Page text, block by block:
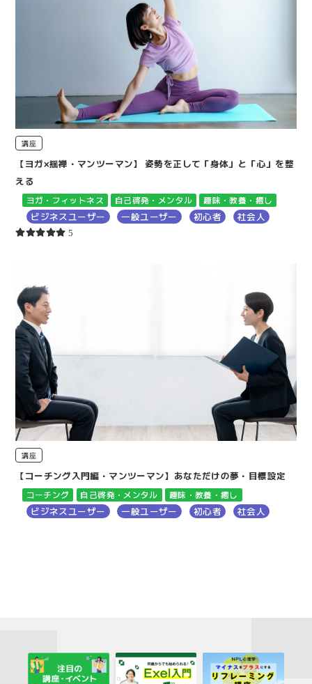
講座
【ヨガ×揺禅・マンツーマン】 姿勢を正して「身体」と「心」を整
える
ヨガ・フィットネス 自己啓発・メンタル 趣味・教養・癒し
ビジネスユーザー 一般ユーザー 初心者 社会人
5
講座
【コーチング入門編・マンツーマン】あなただけの夢・目標設定
コーチング 自己啓発・メンタル 趣味・教養・癒し
ビジネスユーザー 一般ユーザー 初心者 社会人